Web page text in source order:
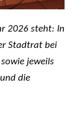
2026 steht: In
Stadtrat bei
jeweils
die